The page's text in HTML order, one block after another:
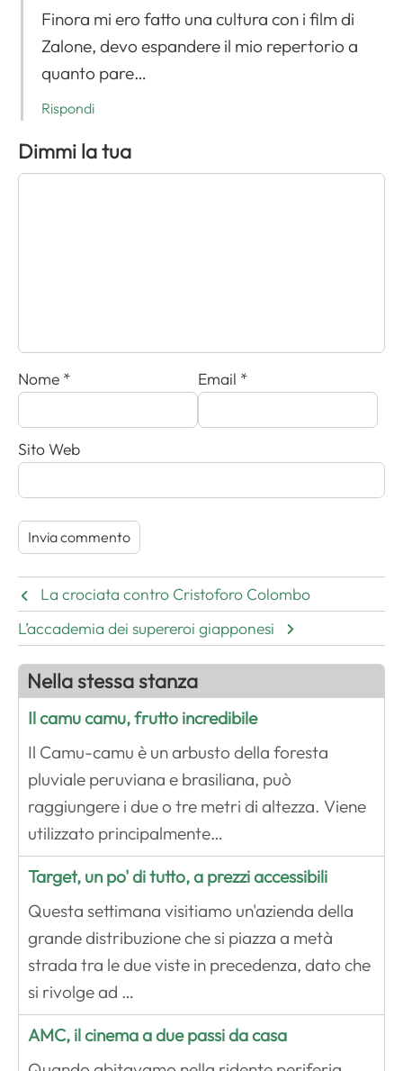
Finora mi ero fatto una cultura con i film di
Zalone, devo espandere il mio repertorio a
quanto pare…
Rispondi
Dimmi la tua
Nome * Email *
Sito Web
La crociata contro Cristoforo Colombo
L’accademia dei supereroi giapponesi
Nella stessa stanza
Il camu camu, frutto incredibile
Il Camu-camu è un arbusto della foresta
pluviale peruviana e brasiliana, può
raggiungere i due o tre metri di altezza. Viene
utilizzato principalmente…
Target, un po' di tutto, a prezzi accessibili
Questa settimana visitiamo un'azienda della
grande distribuzione che si piazza a metà
strada tra le due viste in precedenza, dato che
si rivolge ad …
AMC, il cinema a due passi da casa